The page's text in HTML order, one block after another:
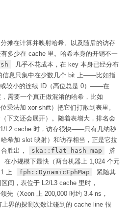
摊在计算并映射哈希、以及随后的访存
多少在 cache 里。哈希本身的开销不一
几乎不花成本，在 key 本身已经分布
信息只集中在少数几个 bit 上——比如指
较小的连续 ID（高位总是 0）——在
需要一个真正做混淆的哈希，比如
位乘法加 xor-shift）把它们打散到表里。
下文还会展开）。随着表增大，排名会
L2 cache 时，访存很快——只有几纳秒
希加 slot 映射）和访存相当，正是它拉
胜出，
ska::flat_hash_map
搭
在小规模下最快（两台机器上 1,024 个元
上
fph::DynamicFphMap
紧随其
间，表位于 L2/L3 cache 里时，
领先（Xeon 上 200,000 时约 3.4 ns，
界的探测次数让碰到的 cache line 很